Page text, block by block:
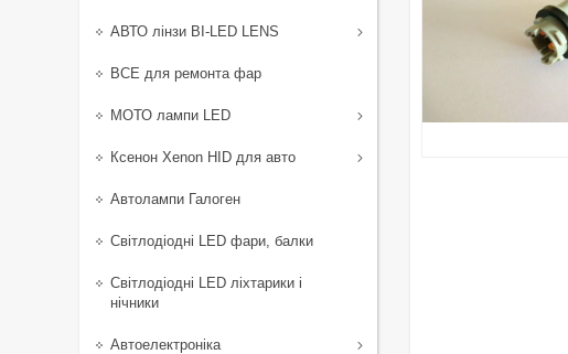
АВТО лінзи BI-LED LENS
ВСЕ для ремонта фар
МОТО лампи LED
Ксенон Xenon HID для авто
Автолампи Галоген
Світлодіодні LED фари, балки
Світлодіодні LED ліхтарики і
нічники
Автоелектроніка